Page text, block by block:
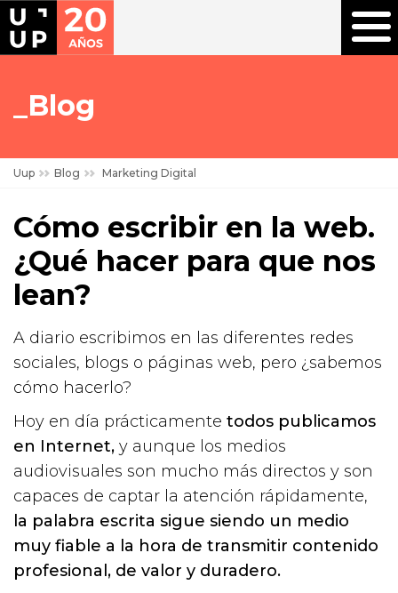
Blog
Uup Blog Marketing Digital
Cómo escribir en la web.
¿Qué hacer para que nos
lean?
A diario escribimos en las diferentes redes
sociales, blogs o páginas web, pero ¿sabemos
cómo hacerlo?
Hoy en día prácticamente todos publicamos
en Internet, y aunque los medios
audiovisuales son mucho más directos y son
capaces de captar la atención rápidamente,
la palabra escrita sigue siendo un medio
muy fiable a la hora de transmitir contenido
profesional, de valor y duradero.